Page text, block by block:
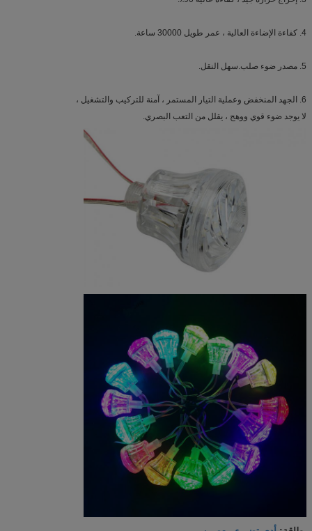
4. كفاءة الإضاءة العالية ، عمر طويل 30000 ساعة.
5. مصدر ضوء صلب.سهل النقل.
6. الجهد المنخفض وعملية التيار المستمر ، آمنة للتركيب والتشغيل ،
لا يوجد ضوء قوي ووهج ، يقلل من التعب البصري.